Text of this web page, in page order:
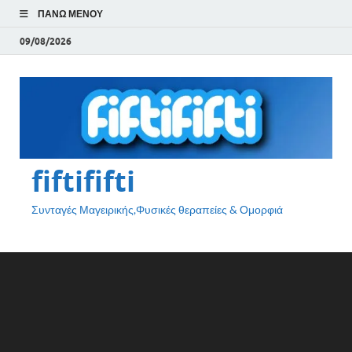
ΠΆΝΩ ΜΕΝΟΎ
09/08/2026
fiftififti
Συνταγές Μαγειρικής,Φυσικές θεραπείες & Ομορφιά